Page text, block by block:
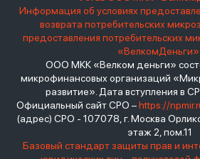
Информация об условиях
возврата потребительских
предоставления потребительских
«ВелкомДеньги»
ООО МКК «Велком деньги»
микрофинансовых организаций
развитие». Дата вступления в
Официальный сайт СРО –https://
(адрес) СРО - 107078, г. Москва
этаж 2, пом.11
Базовый стандарт защиты прав и